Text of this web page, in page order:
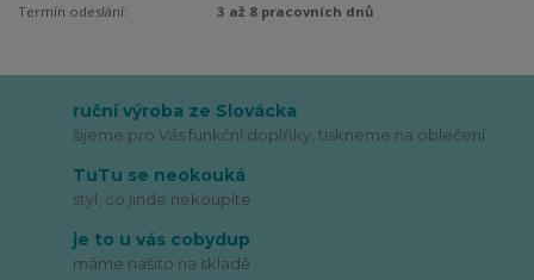
Termín odeslání:
3 až 8 pracovních dnů
ruční výroba ze Slovácka
šijeme pro Vás funkční doplňky, tiskneme na oblečení
TuTu se neokouká
styl, co jinde nekoupíte
je to u vás cobydup
máme našito na skladě